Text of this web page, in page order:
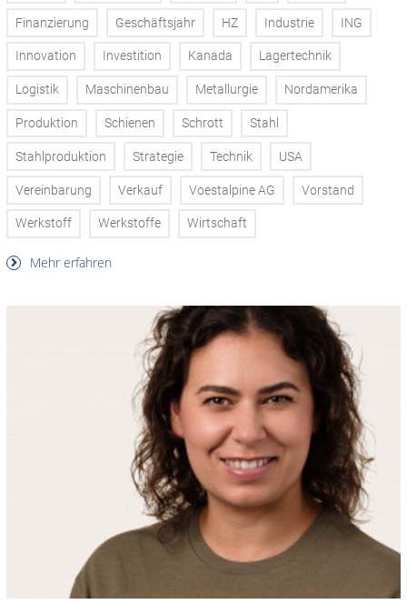
Finanzierung Geschäftsjahr HZ Industrie ING
Innovation Investition Kanada Lagertechnik
Logistik Maschinenbau Metallurgie Nordamerika
Produktion Schienen Schrott Stahl
Stahlproduktion Strategie Technik USA
Vereinbarung Verkauf Voestalpine AG Vorstand
Werkstoff Werkstoffe Wirtschaft
Mehr erfahren